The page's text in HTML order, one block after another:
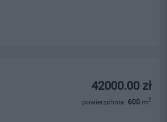
42000.00 zł
powierzchnia: 600 m2